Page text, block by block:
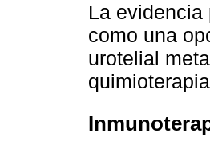
La
como una
urotelial